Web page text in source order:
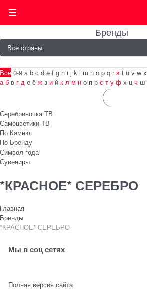
Бренды
Все 0-9 a b c d e f g h i j k l m n o p q r s t u v w x
аб в г д е ё ж з и й к л м н о п р с т у ф х ц ч ш
Серебриночка ТВ
Самоцветики ТВ
По Камню
По Бренду
Символ года
Сувениры
*КРАСНОЕ* СЕРЕБРО
Главная
Бренды
*КРАСНОЕ* СЕРЕБРО
Мы в соц сетях
Полная версия сайта